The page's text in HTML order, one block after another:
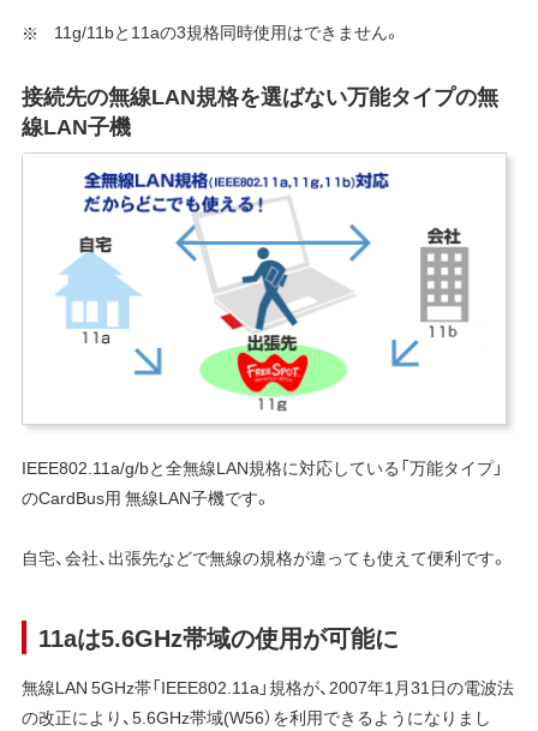
11g/11bと11aの3規格同時使用はできません。
接続先の無線LAN規格を選ばない万能タイプの無
線LAN子機
IEEE802.11a/g/bと全無線LAN規格に対応している「万能タイプ」
のCardBus用 無線LAN子機です。
自宅、会社、出張先などで無線の規格が違っても使えて便利です。
11aは5.6GHz帯域の使用が可能に
無線LAN 5GHz帯「IEEE802.11a」規格が、2007年1月31日の電波法
の改正により、5.6GHz帯域(W56）を利用できるようになりまし